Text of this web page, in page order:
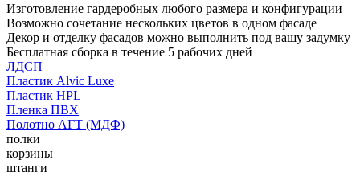
Изготовление гардеробных любого размера и конфигурации
Возможно сочетание нескольких цветов в одном фасаде
Декор и отделку фасадов можно выполнить под вашу задумку
Бесплатная сборка в течение 5 рабочих дней
ЛДСП
Пластик Alvic Luxe
Пластик HPL
Пленка ПВХ
Полотно АГТ (МДФ)
полки
корзины
штанги